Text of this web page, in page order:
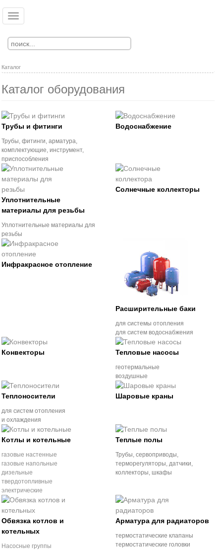
основному
содержанию
Toggle
Каталог
Каталог оборудования
Трубы и фитинги
Трубы, фитинги, арматура,
комплектующие, инструмент,
приспособления
Водоснабжение
Уплотнительные
материалы для резьбы
Уплотнительные материалы для
резьбы
Солнечные коллекторы
Инфракрасное отопление
Расширительные баки
для системы отопления
для систем водоснабжения
Конвекторы Тепловые насосы
геотермальные
воздушные
Теплоносители
для систем отопления
и охлаждения
Шаровые краны
Котлы и котельные
газовые настенные
газовые напольные
дизельные
твердотопливные
электрические
Теплые полы
Трубы, сервоприводы,
терморегуляторы, датчики,
коллекторы, шкафы
Обвязка котлов и
котельных
Насосные группы
Арматура для радиаторов
термостатические клапаны
термостатические головки